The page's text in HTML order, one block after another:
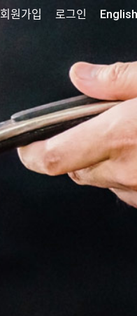
회원가입 로그인 English